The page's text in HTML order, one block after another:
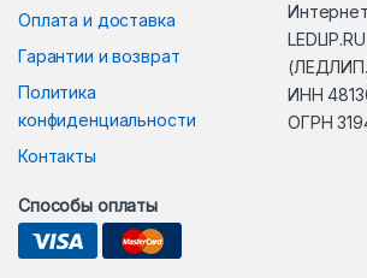
Оплата и доставка
Гарантии и возврат
Политика
конфиденциальности
Контакты
LEDLIP.RU
ИНН
ОГРН
Способы оплаты